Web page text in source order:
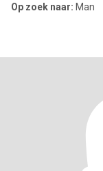
Op zoek naar: Man